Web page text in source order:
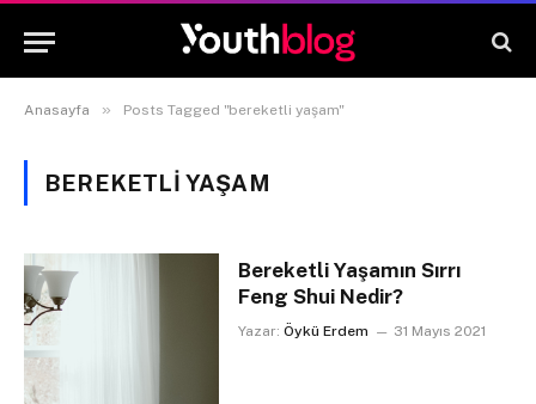
Anasayfa » Posts Tagged "bereketli yaşam"
BEREKETLI YAŞAM
Bereketli Yaşamın Sırrı
Feng Shui Nedir?
Yazar: Öykü Erdem 31 Mayıs 2021